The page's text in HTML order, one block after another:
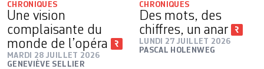
CHRONIQUES
Une vision
complaisante du
monde de l’opéra
MARDI 28 JUILLET 2026
GENEVIÈVE SELLIER
CHRONIQUES
Des mots, des
chiffres, un anar
LUNDI 27 JUILLET 2026
PASCAL HOLENWEG